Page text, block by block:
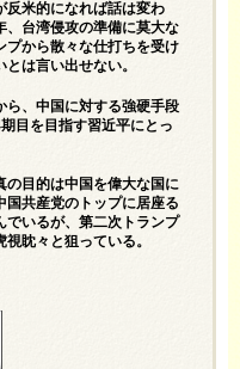
反米的になれば話は変わ
、台湾侵攻の準備に莫大な
プから散々な仕打ちを受け
は言い出せない。
ら、中国に対する強硬手段
目を目指す習近平にとっ
の目的は中国を偉大な国に
国共産党のトップに居座る
でいるが、第二次トランプ
眈々と狙っている。